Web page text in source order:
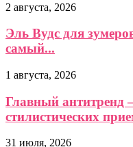
2 августа, 2026
Эль Вудс для
самый...
1 августа, 2026
Главный антитренд
стилистических
31 июля, 2026